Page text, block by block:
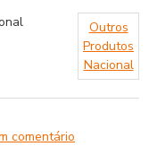
Outros
Produtos
Nacional
comentário